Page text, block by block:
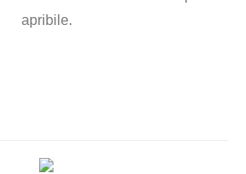
apribile.